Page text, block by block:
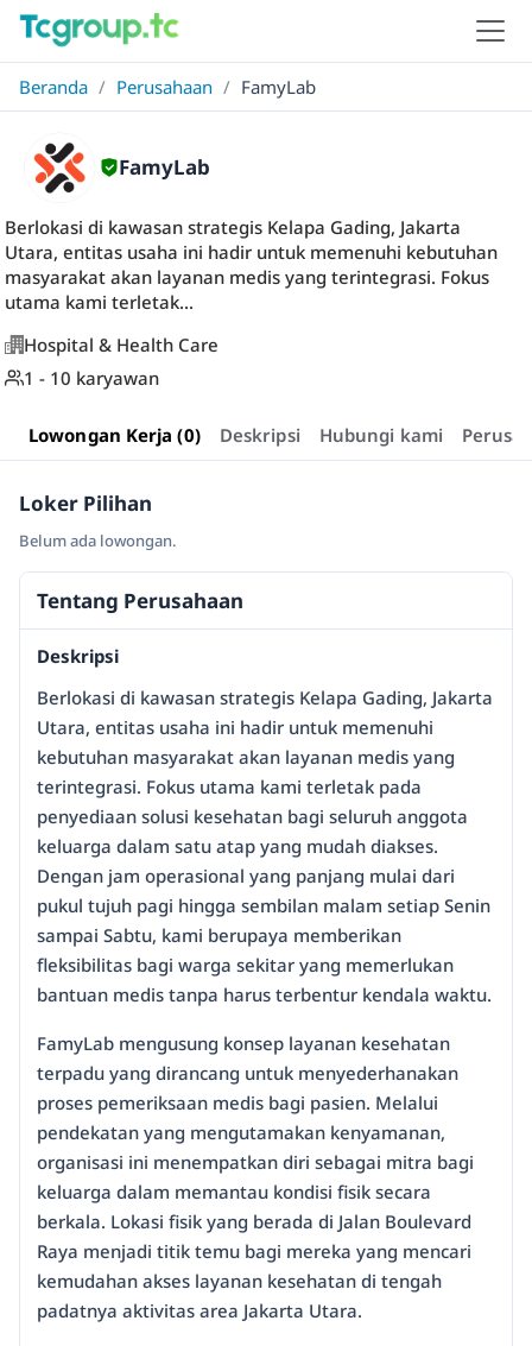
Beranda / Perusahaan / FamyLab
FamyLab
Berlokasi di kawasan strategis Kelapa Gading, Jakarta
Utara, entitas usaha ini hadir untuk memenuhi kebutuhan
masyarakat akan layanan medis yang terintegrasi. Fokus
utama kami terletak...
Hospital & Health Care
1 - 10 karyawan
Lowongan Kerja (0) Deskripsi Hubungi kami
Loker Pilihan
Belum ada lowongan.
Tentang Perusahaan
Deskripsi
Berlokasi di kawasan strategis Kelapa Gading, Jakarta
Utara, entitas usaha ini hadir untuk memenuhi
kebutuhan masyarakat akan layanan medis yang
terintegrasi. Fokus utama kami terletak pada
penyediaan solusi kesehatan bagi seluruh anggota
keluarga dalam satu atap yang mudah diakses.
Dengan jam operasional yang panjang mulai dari
pukul tujuh pagi hingga sembilan malam setiap Senin
sampai Sabtu, kami berupaya memberikan
fleksibilitas bagi warga sekitar yang memerlukan
bantuan medis tanpa harus terbentur kendala waktu.
FamyLab mengusung konsep layanan kesehatan
terpadu yang dirancang untuk menyederhanakan
proses pemeriksaan medis bagi pasien. Melalui
pendekatan yang mengutamakan kenyamanan,
organisasi ini menempatkan diri sebagai mitra bagi
keluarga dalam memantau kondisi fisik secara
berkala. Lokasi fisik yang berada di Jalan Boulevard
Raya menjadi titik temu bagi mereka yang mencari
kemudahan akses layanan kesehatan di tengah
padatnya aktivitas area Jakarta Utara.